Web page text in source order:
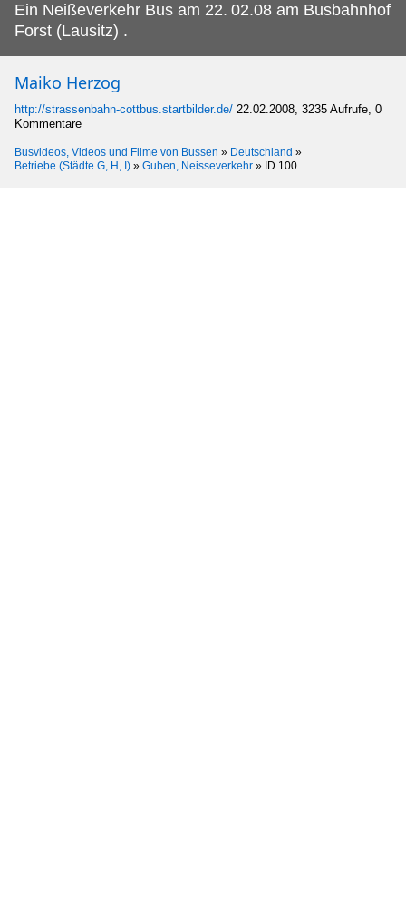
Ein Neißeverkehr Bus am 22. 02.08 am Busbahnhof
Forst (Lausitz) .
Maiko Herzog
http://strassenbahn-cottbus.startbilder.de/ 22.02.2008, 3235 Aufrufe, 0
Kommentare
Busvideos, Videos und Filme von Bussen » Deutschland »
Betriebe (Städte G, H, I) » Guben, Neisseverkehr » ID 100